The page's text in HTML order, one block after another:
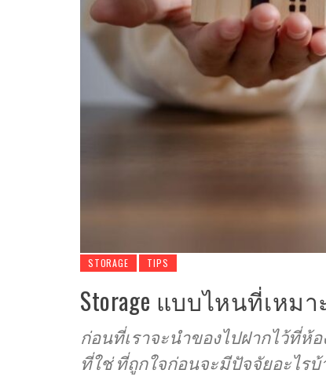
STORAGE TIPS
Storage แบบไหนที่เหมา
ก่อนที่เราจะนำของไปฝากไว้ที่ห้
ที่ใช่ ที่ถูกใจก่อนจะมีปัจจัยอะไร